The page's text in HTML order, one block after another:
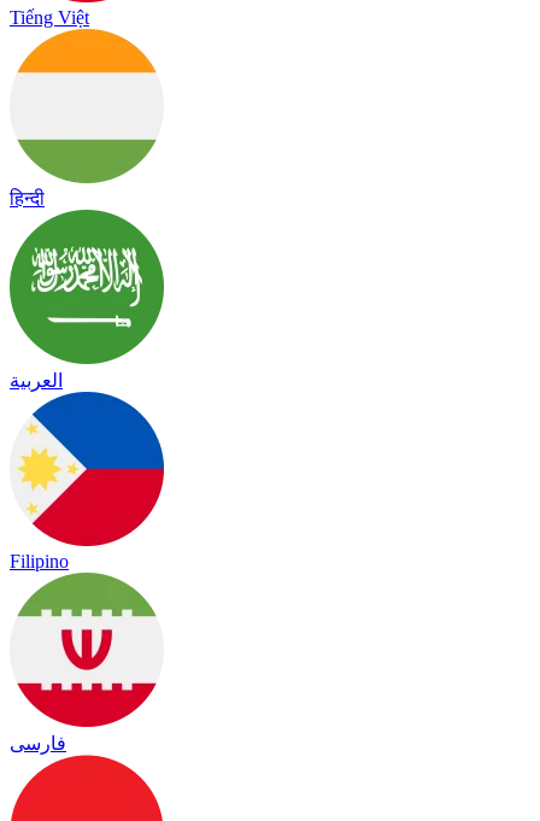
Tiếng Việt
हिन्दी
العربية
Filipino
فارسی